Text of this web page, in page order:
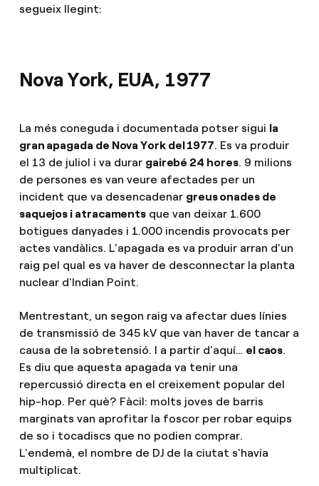
segueix llegint:
Nova York, EUA, 1977
La més coneguda i documentada potser sigui la
gran apagada de Nova York del 1977. Es va produir
el 13 de juliol i va durar gairebé 24 hores. 9 milions
de persones es van veure afectades per un
incident que va desencadenar greus onades de
saquejos i atracaments que van deixar 1.600
botigues danyades i 1.000 incendis provocats per
actes vandàlics. L'apagada es va produir arran d'un
raig pel qual es va haver de desconnectar la planta
nuclear d'Indian Point.
Mentrestant, un segon raig va afectar dues línies
de transmissió de 345 kV que van haver de tancar a
causa de la sobretensió. I a partir d'aquí… el caos.
Es diu que aquesta apagada va tenir una
repercussió directa en el creixement popular del
hip-hop. Per què? Fàcil: molts joves de barris
marginats van aprofitar la foscor per robar equips
de so i tocadiscs que no podien comprar.
L'endemà, el nombre de DJ de la ciutat s'havia
multiplicat.